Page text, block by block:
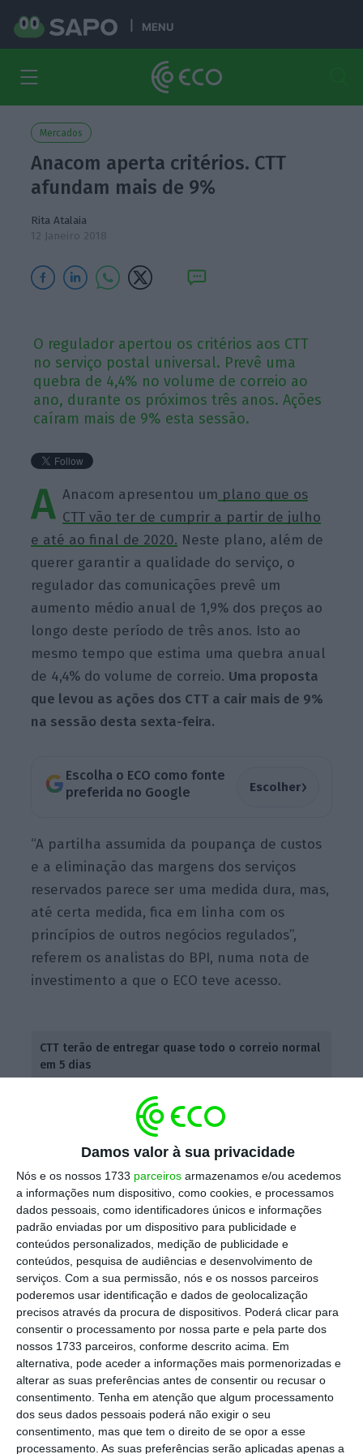
Damos valor à sua privacidade
Nós e os nossos 1733 parceiros armazenamos e/ou acedemos
a informações num dispositivo, como cookies, e processamos
dados pessoais, como identificadores únicos e informações
padrão enviadas por um dispositivo para publicidade e
conteúdos personalizados, medição de publicidade e
conteúdos, pesquisa de audiências e desenvolvimento de
serviços. Com a sua permissão, nós e os nossos parceiros
poderemos usar identificação e dados de geolocalização
precisos através da procura de dispositivos. Poderá clicar para
consentir o processamento por nossa parte e pela parte dos
nossos 1733 parceiros, conforme descrito acima. Em
alternativa, pode aceder a informações mais pormenorizadas e
alterar as suas preferências antes de consentir ou recusar o
consentimento. Tenha em atenção que algum processamento
dos seus dados pessoais poderá não exigir o seu
consentimento, mas que tem o direito de se opor a esse
processamento. As suas preferências serão aplicadas apenas a
MENU
Mercados
Anacom aperta critérios. CTT
afundam mais de 9%
Rita Atalaia
12 Janeiro 2018
O regulador apertou os critérios aos CTT
no serviço postal universal. Prevê uma
quebra de 4,4% no volume de correio ao
ano, durante os próximos três anos. Ações
caíram mais de 9% esta sessão.
A Anacom apresentou um plano que os
CTT vão ter de cumprir a partir de julho
e até ao final de 2020. Neste plano, além de
querer garantir a qualidade do serviço, o
regulador das comunicações prevê um
aumento médio anual de 1,9% dos preços ao
longo deste período de três anos. Isto ao
mesmo tempo que estima uma quebra anual
de 4,4% do volume de correio. Uma proposta
que levou as ações dos CTT a cair mais de 9%
na sessão desta sexta-feira.
Escolha o ECO como fonte
preferida no Google
Escolher›
“A partilha assumida da poupança de custos
e a eliminação das margens dos serviços
reservados parece ser uma medida dura, mas,
até certa medida, fica em linha com os
princípios de outros negócios regulados”,
referem os analistas do BPI, numa nota de
investimento a que o ECO teve acesso.
CTT terão de entregar quase todo o correio normal
em 5 dias
“Nas nossas estimativas, assumindo a
fórmula do preço [considerada pela Anacom]
apenas para o período entre 2018 e 2020, o
impacto na nossa avaliação será de um
aumento de 3,8% (mais 18 cêntimos por
ação)”, dizem.Mas se incluírem o corte dos
preços dos serviços reservados, os analistas
estimam uma perda de valor de 20 cêntimos
por ação.
"A partilha assumida da poupança de
custos e a eliminação das margens
dos serviços reservados parece ser
uma medida dura, mas, até certa